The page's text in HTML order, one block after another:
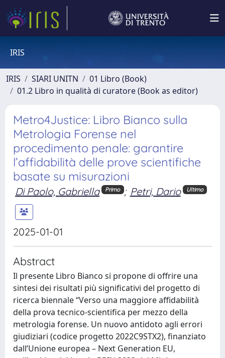
IRIS
IRIS SIARI UNITN
01 Libro (Book)
01.2 Libro in qualità di curatore (Book as editor)
Metro4Justice: Libro Bianco sulla
Metrologia Forense nel
procedimento penale: garantire
l’affidabilità delle prove scientifiche
basate su misurazioni
Di Paolo, Gabriella Primo ; Petri, Dario Ultimo
2025-01-01
Abstract
Il presente Libro Bianco si propone di offrire una
sintesi dei risultati più significativi del progetto di
ricerca biennale “Verso una maggiore affidabilità
della prova tecnico-scientifica per mezzo della
metrologia forense. Un nuovo antidoto agli errori
giudiziari (codice progetto 2022C9STX2), finanziato
dall’Unione europea – Next Generation EU,